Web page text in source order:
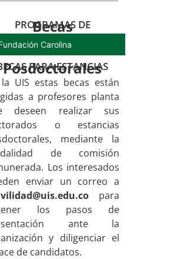
PROGRAMAS DE
Becas
Carolina
PARA ESTANCIAS
Posdoctorales
UIS estas becas están
a profesores planta
deseen realizar sus
o estancias
mediante la
de comisión
Los interesados
enviar un correo a
para
los pasos de
ante la
y diligenciar el
de candidatos.